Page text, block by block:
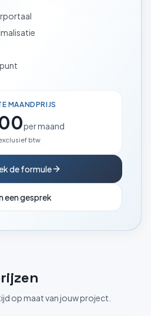
MAANDPRIJS
per maand
btw
de formule
een gesprek
op maat van jouw project.